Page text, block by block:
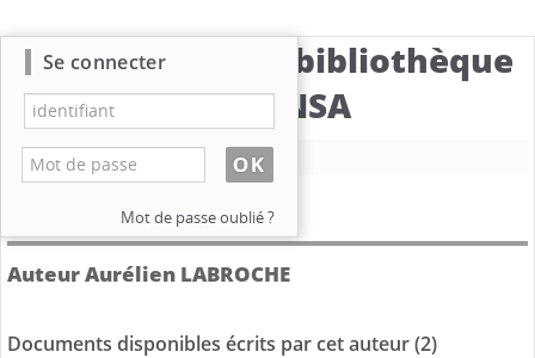
Catalogue de la bibliothèque
du CBNSA
Nouvelle recherche
Détail de l'auteur
Auteur Aurélien LABROCHE
Documents disponibles écrits par cet auteur (2)
Se connecter
Mot de passe oublié ?